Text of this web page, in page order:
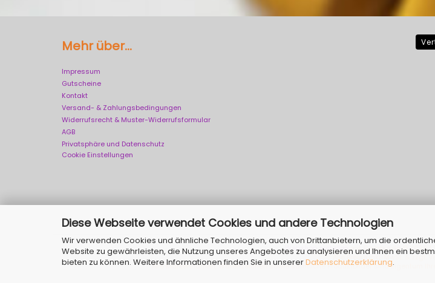
Diese Webseite verwendet Cookies und andere Technologien
Wir verwenden Cookies und ähnliche Technologien, auch von Drittanbietern, um die
Website zu gewährleisten, die Nutzung unseres Angebotes zu analysieren und Ihnen ein
bieten zu können. Weitere Informationen finden Sie in unsererDatenschutzerklärung.
Mehr über...
Impressum
Gutscheine
Kontakt
Versand- & Zahlungsbedingungen
Widerrufsrecht & Muster-Widerrufsformular
AGB
Privatsphäre und Datenschutz
Cookie Einstellungen
Webshop erstellenmit Gambio.de © 2026 |
Alle Preise inkl. MwSt. & zzgl.
Alle Markennamen, Warenzeichen sowie sämtliche Produktbilder sind Eigentum